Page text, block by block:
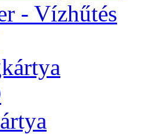
- Vízhűtés